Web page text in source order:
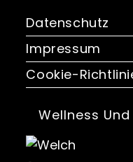
Datenschutz
Impressum
Cookie-
Wellness